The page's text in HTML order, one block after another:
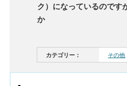
ク）になっているのです
か
カテゴリー： その他